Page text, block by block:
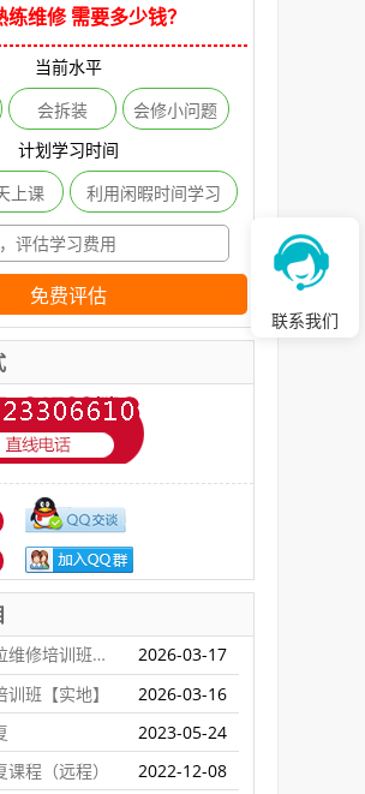
练维修 需要多少钱？
当前水平
会拆装
会修小问题
计划学习时间
上课
利用闲暇时间学习
免费评估
新能源特斯拉维修培训班【实地】
2026-03-17
班【实地】
2026-03-16
2023-05-24
程（远程）
2022-12-08
联系我们